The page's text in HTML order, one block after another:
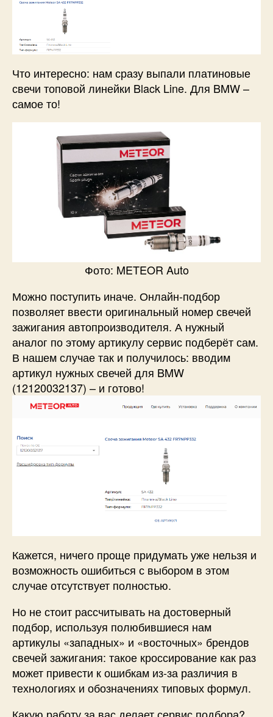
Что интересно: нам сразу выпали платиновые
свечи топовой линейки Black Line. Для BMW –
самое то!
Фото: METEOR Auto​
Можно поступить иначе. Онлайн-подбор
позволяет ввести оригинальный номер свечей
зажигания автопроизводителя. А нужный
аналог по этому артикулу сервис подберёт сам.
В нашем случае так и получилось: вводим
артикул нужных свечей для BMW
(12120032137) – и готово!
Кажется, ничего проще придумать уже нельзя и
возможность ошибиться с выбором в этом
случае отсутствует полностью.
Но не стоит рассчитывать на достоверный
подбор, используя полюбившиеся нам
артикулы «западных» и «восточных» брендов
свечей зажигания: такое кроссирование как раз
может привести к ошибкам из-за различия в
технологиях и обозначениях типовых формул.